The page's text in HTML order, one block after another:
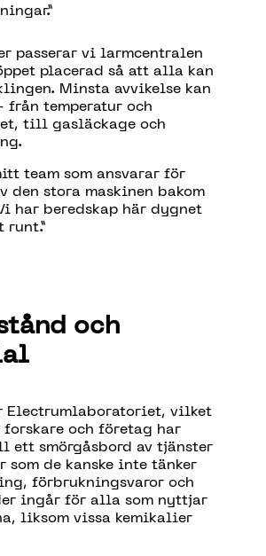
passerar vi larmcentralen
placerad så att alla kan
Minsta avvikelse kan
från temperatur och
till gasläckage och
team som ansvarar för
den stora maskinen bakom
har beredskap här dygnet
runt.”
och
Electrumlaboratoriet, vilket
och företag har
smörgåsbord av tjänster
som de kanske inte tänker
förbrukningsvaror och
ingår för alla som nyttjar
liksom vissa kemikalier